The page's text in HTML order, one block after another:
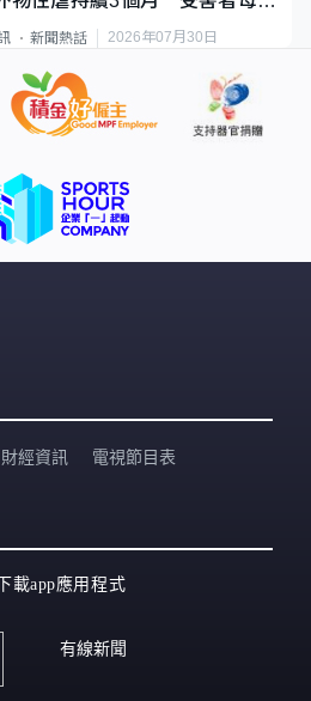
其他人
新聞熱話 2026年07月30日
財經資訊 電視節目表
載app應用程式
有線新聞